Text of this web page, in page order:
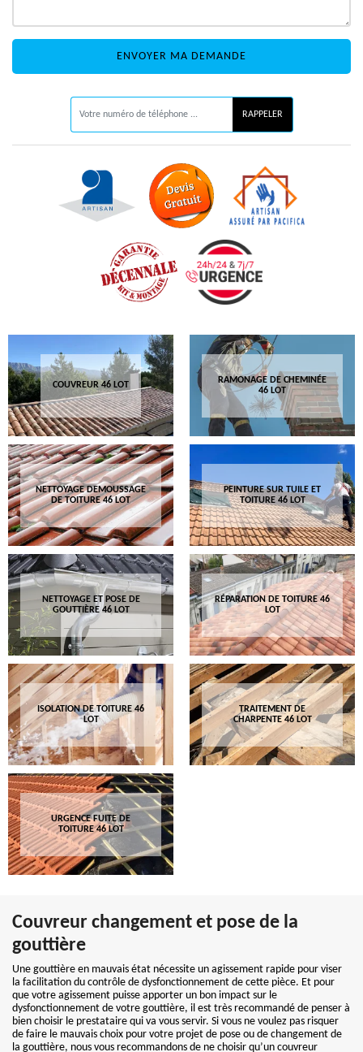
COUVREUR 46 LOT
RAMONAGE DE CHEMINÉE
46 LOT
NETTOYAGE DEMOUSSAGE
DE TOITURE 46 LOT
PEINTURE SUR TUILE ET
TOITURE 46 LOT
NETTOYAGE ET POSE DE
GOUTTIÈRE 46 LOT
RÉPARATION DE TOITURE 46
LOT
ISOLATION DE TOITURE 46
LOT
TRAITEMENT DE
CHARPENTE 46 LOT
URGENCE FUITE DE
TOITURE 46 LOT
Couvreur changement et pose de la
gouttière
Une gouttière en mauvais état nécessite un agissement rapide pour viser
la facilitation du contrôle de dysfonctionnement de cette pièce. Et pour
que votre agissement puisse apporter un bon impact sur le
dysfonctionnement de votre gouttière, il est très recommandé de penser à
bien choisir le prestataire qui va vous servir. Si vous ne voulez pas risquer
de faire le mauvais choix pour votre projet de pose ou de changement de
la gouttière, nous vous recommandons de ne choisir qu’un couvreur